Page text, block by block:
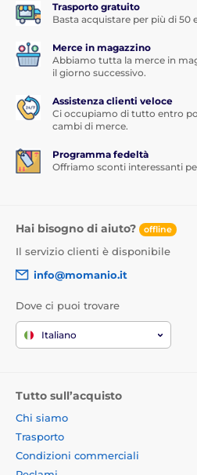
Il gel TPU è un materiale che
solare, quindi puoi essere
un bell'aspetto a lungo.
Trasporto gratuito
Basta acquistare per più di 50
Merce in magazzino
Abbiamo tutta la merce in
il giorno successivo.
Assistenza clienti veloce
Ci occupiamo di tutto entro
cambi di merce.
Programma fedeltà
Offriamo sconti interessanti
Hai bisogno di aiuto? offline
Il servizio clienti è disponibile
info@momanio.it
Dove ci puoi trovare
Italiano
Tutto sull’acquisto
Chi siamo
Trasporto
Condizioni commerciali